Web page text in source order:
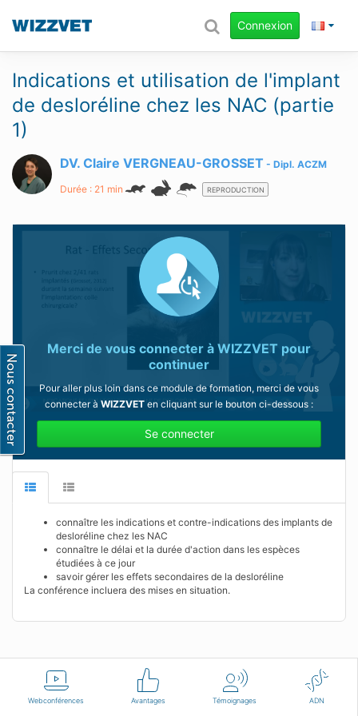
Webconférences Avantages Témoignages ADN
Connexion
Indications et utilisation de l'implant
de desloréline chez les NAC (partie
1)
DV. Claire VERGNEAU-GROSSET Dipl. ACZM
Durée : 21 min REPRODUCTION
Merci de vous connecter à WIZZVET pour
continuer
Pour aller plus loin dans ce module de formation, merci de vous
connecter à WIZZVET en cliquant sur le bouton ci-dessous :
Se connecter
connaître les indications et contre-indications des implants de
desloréline chez les NAC
connaître le délai et la durée d'action dans les espèces
étudiées à ce jour
savoir gérer les effets secondaires de la desloréline
La conférence incluera des mises en situation.
Français Conditions d'utilisation Nous contacter